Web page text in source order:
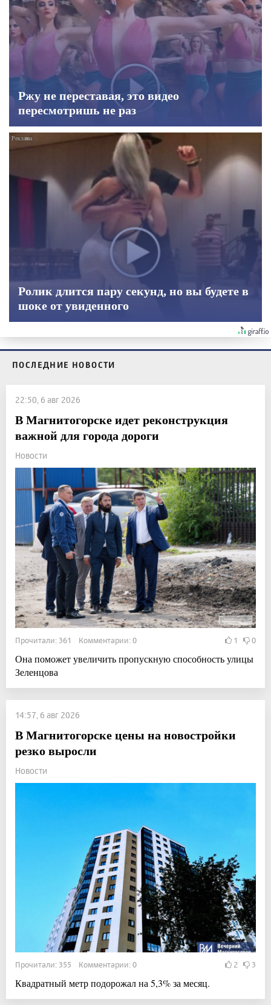
Ржу не переставая, это видео
пересмотришь не раз
Ролик длится пару секунд, но вы будете в
шоке от увиденного
ПОСЛЕДНИЕ НОВОСТИ
22:50, 6 авг 2026
В Магнитогорске идет реконструкция
важной для города дороги
Новости
Прочитали: 361 Комментарии: 0 1 0
Она поможет увеличить пропускную способность улицы
Зеленцова
14:57, 6 авг 2026
В Магнитогорске цены на новостройки
резко выросли
Новости
Прочитали: 355 Комментарии: 0 2 3
Квадратный метр подорожал на 5,3% за месяц.